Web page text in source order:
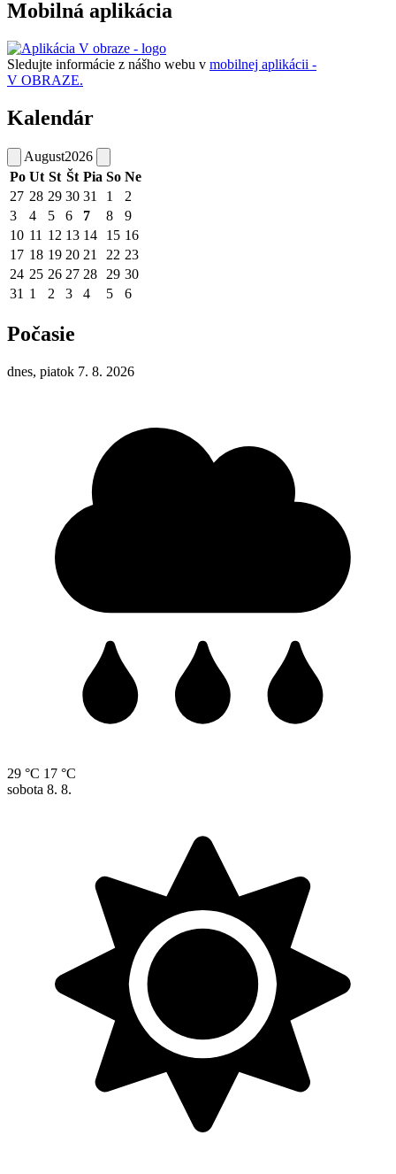
Mobilná aplikácia
Sledujte informácie z nášho webu v mobilnej aplikácii -
V OBRAZE.
Kalendár
August2026
Po Ut St Št Pia So Ne
27 28 29 30 31 1
2
3
4 5 6 7 8
9
10 11 12 13 14 15 16
17 18 19 20 21 22 23
24 25 26 27 28 29 30
31 1 2 3 4 5 6
Počasie
dnes, piatok 7. 8. 2026
29 °C 17 °C
sobota 8. 8.